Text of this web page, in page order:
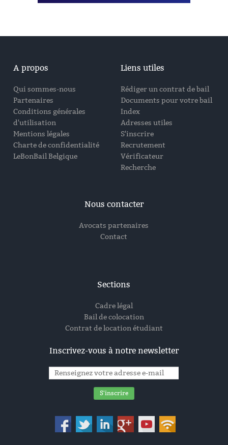
A propos
Qui sommes-nous
Partenaires
Conditions générales
d'utilisation
Mentions légales
Charte de confidentialité
LeBonBail Belgique
Liens utiles
Rédiger un contrat de bail
Documents pour votre bail
Index
Adresses utiles
S'inscrire
Recrutement
Vérificateur
Recherche
Nous contacter
Avocats partenaires
Contact
Sections
Cadre légal
Bail de colocation
Contrat de location étudiant
Inscrivez-vous à notre newsletter